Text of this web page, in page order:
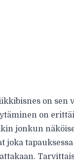
on sen
on
jonkun
joka